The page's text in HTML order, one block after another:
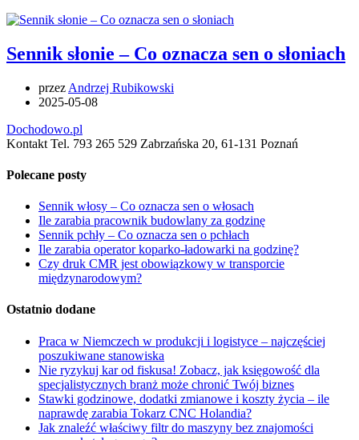
Sennik słonie – Co oznacza sen o słoniach
przez Andrzej Rubikowski
2025-05-08
Dochodowo.pl
Kontakt Tel. 793 265 529 Zabrzańska 20, 61-131 Poznań
Polecane posty
Sennik włosy – Co oznacza sen o włosach
Ile zarabia pracownik budowlany za godzinę
Sennik pchły – Co oznacza sen o pchłach
Ile zarabia operator koparko-ładowarki na godzinę?
Czy druk CMR jest obowiązkowy w transporcie
międzynarodowym?
Ostatnio dodane
Praca w Niemczech w produkcji i logistyce – najczęściej
poszukiwane stanowiska
Nie ryzykuj kar od fiskusa! Zobacz, jak księgowość dla
specjalistycznych branż może chronić Twój biznes
Stawki godzinowe, dodatki zmianowe i koszty życia – ile
naprawdę zarabia Tokarz CNC Holandia?
Jak znaleźć właściwy filtr do maszyny bez znajomości